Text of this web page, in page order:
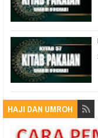
HAJI DAN UMROH